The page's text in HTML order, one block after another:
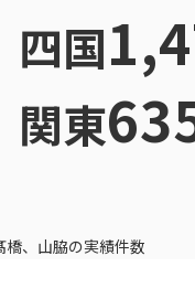
四国
関東
、山脇の実績件数